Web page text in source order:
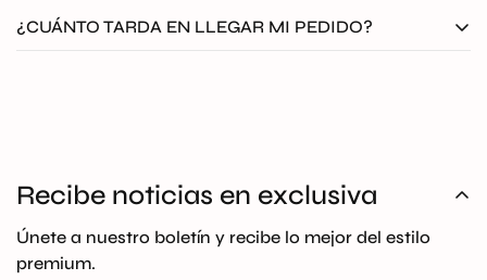
Todos nuestros envíos se despachan asegurados por
medio de Coordinadora, Envia o Servientrega.
¿CUÁNTO TARDA EN LLEGAR MI PEDIDO?
a 18 días hábiles.
Recibe noticias en exclusiva
Únete a nuestro boletín y recibe lo mejor del estilo
premium.